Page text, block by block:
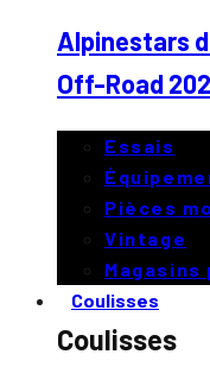
Alpinestars
Off-Road
Essais
Pièces
Vintage
Coulisses
Coulisses